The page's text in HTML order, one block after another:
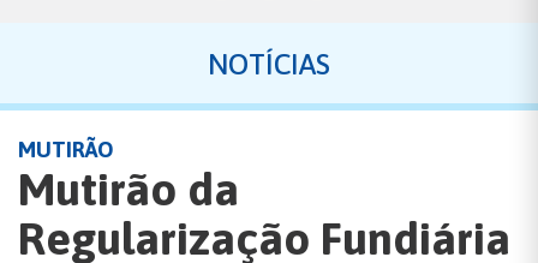
NOTÍCIAS
MUTIRÃO
Mutirão da
Regularização Fundiária